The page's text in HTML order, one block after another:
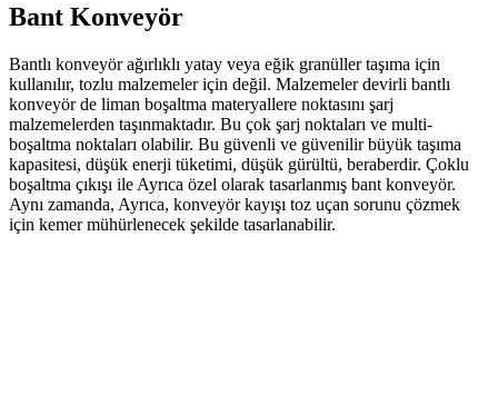
Bant Konveyör
Bantlı konveyör ağırlıklı yatay veya eğik granüller taşıma için
kullanılır, tozlu malzemeler için değil. Malzemeler devirli bantlı
konveyör de liman boşaltma materyallere noktasını şarj
malzemelerden taşınmaktadır. Bu çok şarj noktaları ve multi-
boşaltma noktaları olabilir. Bu güvenli ve güvenilir büyük taşıma
kapasitesi, düşük enerji tüketimi, düşük gürültü, beraberdir. Çoklu
boşaltma çıkışı ile Ayrıca özel olarak tasarlanmış bant konveyör.
Aynı zamanda, Ayrıca, konveyör kayışı toz uçan sorunu çözmek
için kemer mühürlenecek şekilde tasarlanabilir.